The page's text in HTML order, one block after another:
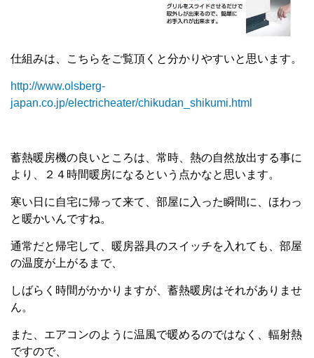
仕組みは、こちらをご覧頂くと分かりやすいと思います。
http://www.olsberg-
japan.co.jp/electricheater/chikudan_shikumi.html
蓄熱暖房機の良いところは、常時、熱の自然放出する事に
より、２４時間暖房になるという点かなと思います。
寒い日に自宅に帰って来て、部屋に入った瞬間に、ほわっ
と暖かいんですね。
通常だと帰宅して、暖房器具のスイッチを入れても、部屋
の温度が上がるまで、
しばらく時間がかかりますが、蓄熱暖房はそれがありませ
ん。
また、エアコンのように温風で暖めるのではなく、輻射熱
ですので、